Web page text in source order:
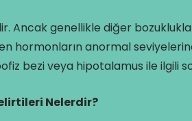
Ancak genellikle diğer
hormonların anormal
bezi veya hipotalamus ile ilgili
Nelerdir?